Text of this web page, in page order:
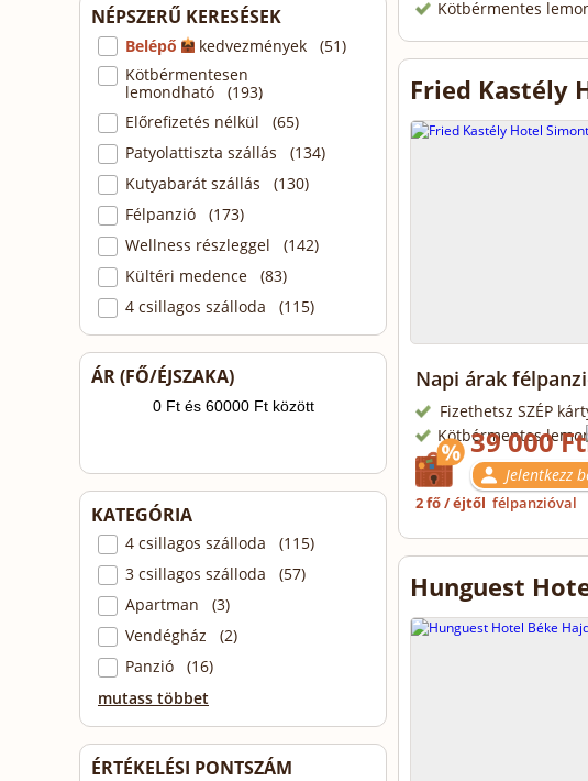
NÉPSZERŰ KERESÉSEK
Belépő
kedvezmények (51)
Kötbérmentesen
lemondható (193)
Előrefizetés nélkül (65)
Patyolattiszta szállás (134)
Kutyabarát szállás (130)
Félpanzió (173)
Wellness részleggel (142)
Kültéri medence (83)
4 csillagos szálloda (115)
ÁR (FŐ/ÉJSZAKA)
KATEGÓRIA
4 csillagos szálloda (115)
3 csillagos szálloda (57)
Apartman (3)
Vendégház (2)
Panzió (16)
mutass többet
ÉRTÉKELÉSI PONTSZÁM
Kötbérmentes
Fried Kastély
Napi árak
Fizethetsz SZÉP
Kötbérmentes
39 000 Ft
Jelentkezz
2 fő / éjtől félpanzióval
Hunguest